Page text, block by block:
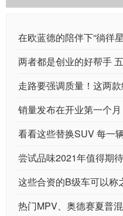
走路要强调质量！这两
尝试品味2021年值得期
这些合资的B级车可以称